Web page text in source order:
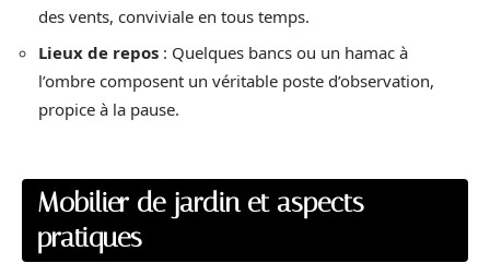
des vents, conviviale en tous temps.
Lieux de repos : Quelques bancs ou un hamac à
l’ombre composent un véritable poste d’observation,
propice à la pause.
Mobilier de jardin et aspects
pratiques